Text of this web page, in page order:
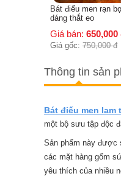
Bát điếu men rạn
dáng thắt eo
Giá bán: 650,000
Giá gốc: 750,000 đ
Thông tin sản
Bát điếu men
một bộ sưu tập độc
Sản phẩm này được
các mặt hàng gốm
yêu thích của nhiều